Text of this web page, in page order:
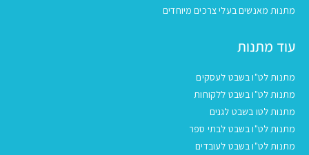
מתנות מאנשים בעלי צרכים מיוחדים
עוד מתנות
מתנות לט"ו בשבט לעסקים
מתנות לט"ו בשבט ללקוחות
מתנות לטו בשבט לגנים
מתנות לט"ו בשבט לבתי ספר
מתנות לט"ו בשבט לעובדים